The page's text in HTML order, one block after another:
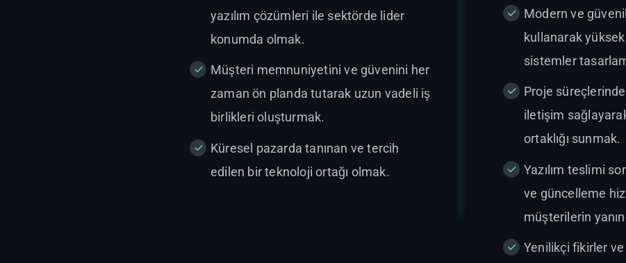
yazılım çözümleri ile sektörde lider
konumda olmak.
Müşteri memnuniyetini ve güvenini her
zaman ön planda tutarak uzun vadeli iş
birlikleri oluşturmak.
Küresel pazarda tanınan ve tercih
edilen bir teknoloji ortağı olmak.
Modern ve
kullanarak
sistemler
Proje
iletişim
ortaklığı sunmak.
Yazılım teslimi
ve güncelleme
müşterilerin
Yenilikçi fikirler ve